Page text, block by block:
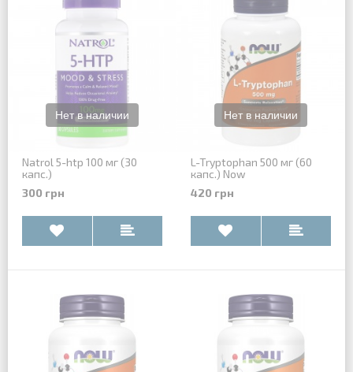
Natrol 5-htp 100 мг (30
капс.)
300 грн
L-Tryptophan 500 мг (60
капс.) Now
420 грн